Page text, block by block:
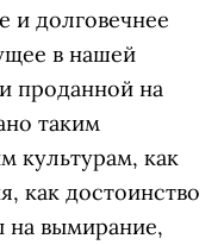
и долговечнее
в нашей
проданной на
таким
культурам, как
как достоинство
на вымирание,